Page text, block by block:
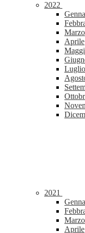
2022
Marzo
Aprile
Luglio
2021
Marzo
Aprile